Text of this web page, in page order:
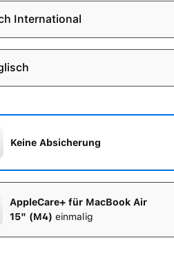
International
Keine Absicherung
AppleCare+ für MacBook Air
15" (M4) einmalig